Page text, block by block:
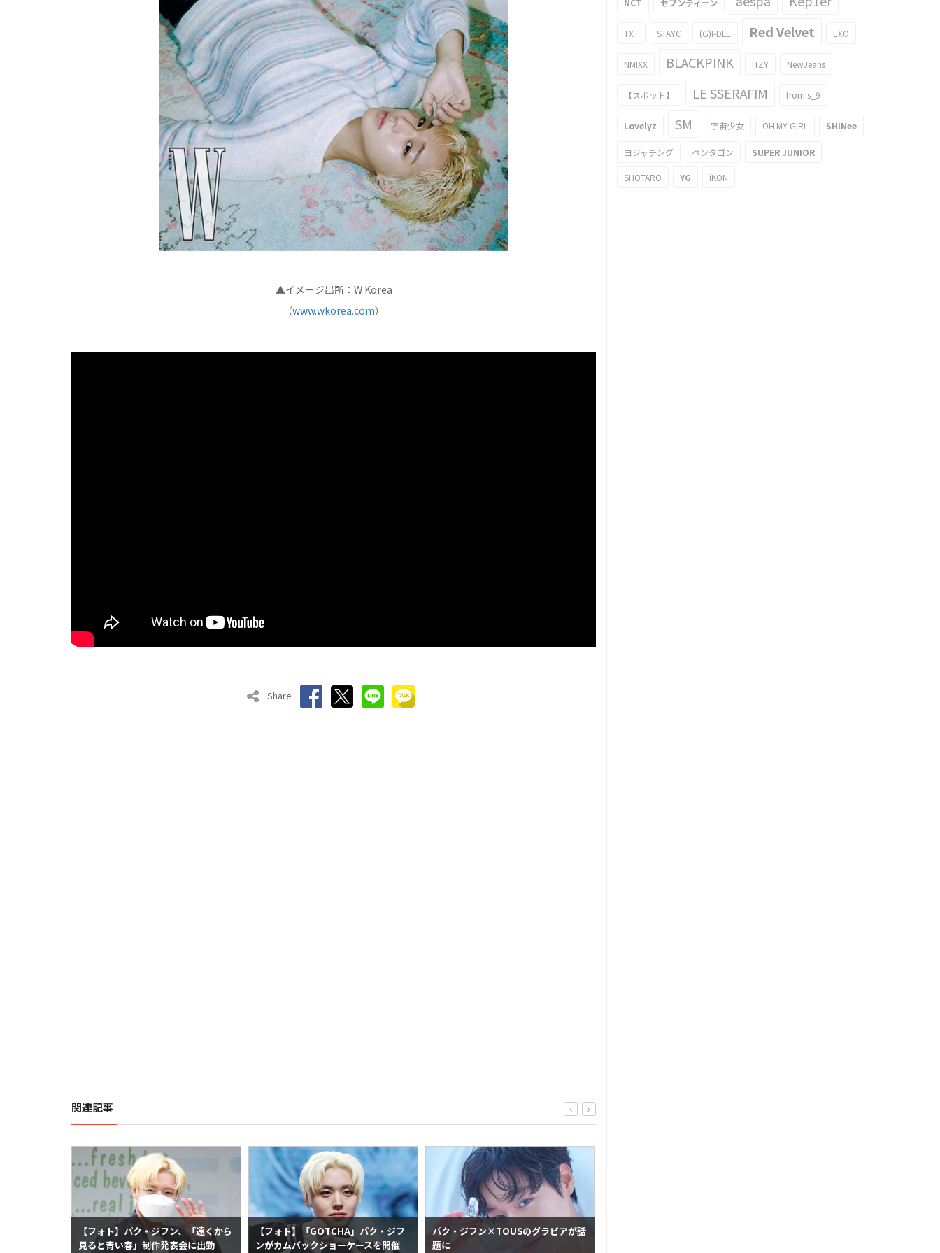
▲イメージ出所：W Korea
（www.wkorea.com）
Share
関連記事
【フォト】パク・ジフン、「遠くから
見ると青い春」制作発表会に出勤
【フォト】「GOTCHA」パク・ジフ
ンがカムバックショーケースを開催
パク・ジフン×TOUSのグラビアが話
題に
NCT セブンティーン
TXT STAYC (G)I-DLE Red Velvet EXO
NMIXX BLACKPINK ITZY NewJeans
【スポット】 LE SSERAFIM fromis_9
Lovelyz SM 宇宙少女 OH MY GIRL SHINee
ヨジャチング ペンタゴン SUPER JUNIOR
SHOTARO YG iKON